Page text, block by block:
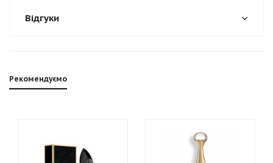
Відгуки
Рекомендуємо